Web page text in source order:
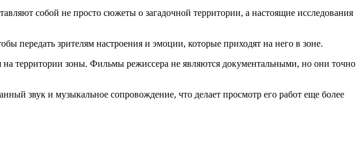
собой не просто сюжеты о загадочной территории, а настоящие исследования
передать зрителям настроения и эмоции, которые приходят на него в зоне.
территории зоны. Фильмы режиссера не являются документальными, но они точно
звук и музыкальное сопровождение, что делает просмотр его работ еще более